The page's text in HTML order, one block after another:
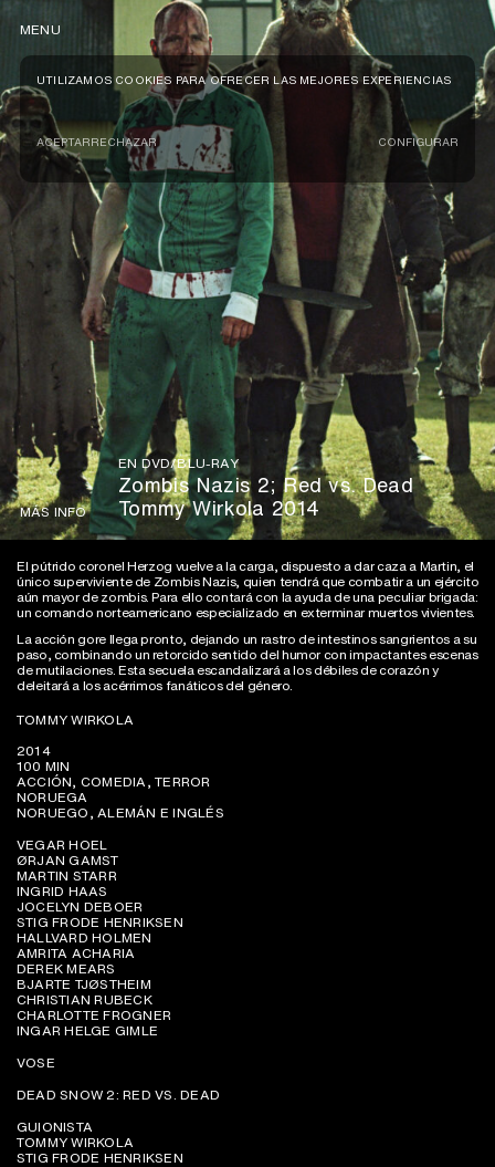
UTILIZAMOS COOKIES PARA OFRECER LAS MEJORES EXPERIENCIAS
ACEPTARRECHAZAR CONFIGURAR
MENU
EN DVD/BLU-RAY
Zombis Nazis 2; Red vs. Dead
Tommy Wirkola 2014
MÁS INFO
TOMMY WIRKOLA
2014
100 MIN
ACCIÓN, COMEDIA, TERROR
NORUEGA
NORUEGO, ALEMÁN E INGLÉS
VEGAR HOEL
ØRJAN GAMST
MARTIN STARR
INGRID HAAS
JOCELYN DEBOER
STIG FRODE HENRIKSEN
HALLVARD HOLMEN
AMRITA ACHARIA
DEREK MEARS
BJARTE TJØSTHEIM
CHRISTIAN RUBECK
CHARLOTTE FROGNER
INGAR HELGE GIMLE
VOSE
DEAD SNOW 2: RED VS. DEAD
GUIONISTA
TOMMY WIRKOLA
STIG FRODE HENRIKSEN
El pútrido coronel Herzog vuelve a la carga, dispuesto a dar caza a Martin, el
único superviviente de Zombis Nazis, quien tendrá que combatir a un ejército
aún mayor de zombis. Para ello contará con la ayuda de una peculiar brigada:
un comando norteamericano especializado en exterminar muertos vivientes.
La acción gore llega pronto, dejando un rastro de intestinos sangrientos a su
paso, combinando un retorcido sentido del humor con impactantes escenas
de mutilaciones. Esta secuela escandalizará a los débiles de corazón y
deleitará a los acérrimos fanáticos del género.